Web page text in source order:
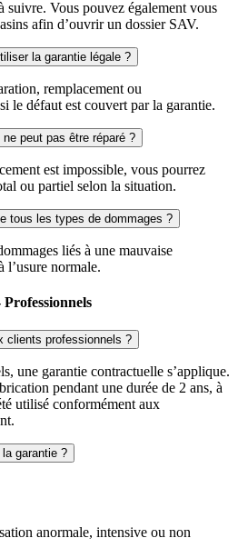
suivre. Vous pouvez également vous
afin d’ouvrir un dossier SAV.
la garantie légale ?
remplacement ou
le défaut est couvert par la garantie.
peut pas être réparé ?
est impossible, vous pourrez
ou partiel selon la situation.
tous les types de dommages ?
liés à une mauvaise
l’usure normale.
clients professionnels ?
une garantie contractuelle s’applique.
pendant une durée de 2 ans, à
utilisé conformément aux
garantie ?
anormale, intensive ou non